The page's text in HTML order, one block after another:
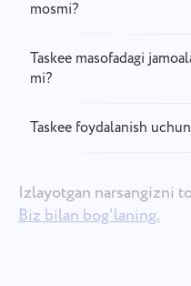
mosmi?
Taskee masofadagi
mi?
Taskee foydalanish
Izlayotgan narsangizni
Biz bilan bog'laning.